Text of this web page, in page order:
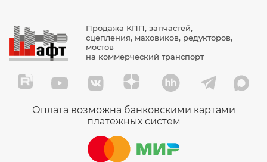
Продажа КПП, запчастей,
сцепления, маховиков, редукторов,
мостов
на коммерческий транспорт
Оплата возможна банковскими картами
платежных систем